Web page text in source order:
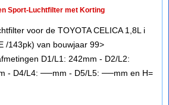
Sport-Luchtfilter met Korting
voor de TOYOTA CELICA 1,8L i
/143pk) van bouwjaar 99>
D1/L1: 242mm - D2/L2:
- D4/L4: ──mm - D5/L5: ──mm en H=